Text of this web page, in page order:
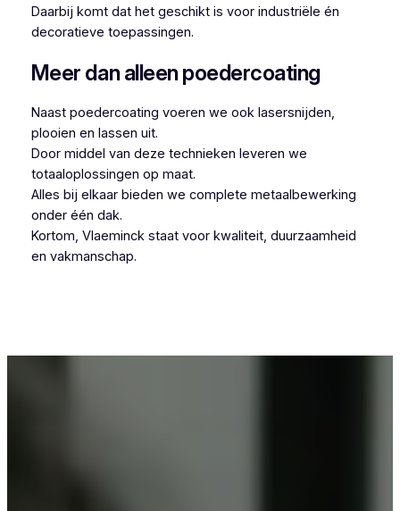
Daarbij komt dat het geschikt is voor industriële én
decoratieve toepassingen.
Meer dan alleen poedercoating
Naast poedercoating voeren we ook lasersnijden,
plooien en lassen uit.
Door middel van deze technieken leveren we
totaaloplossingen op maat.
Alles bij elkaar bieden we complete metaalbewerking
onder één dak.
Kortom, Vlaeminck staat voor kwaliteit, duurzaamheid
en vakmanschap.